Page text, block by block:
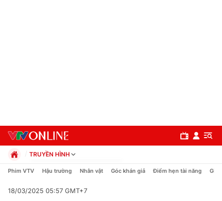
TRUYỀN HÌNH
Chính trị
Pháp luật
Phim VTV Hậu trường Nhân vật Góc khán giả Điểm hẹn tài năng Giải
18/03/2025 05:57 GMT+7